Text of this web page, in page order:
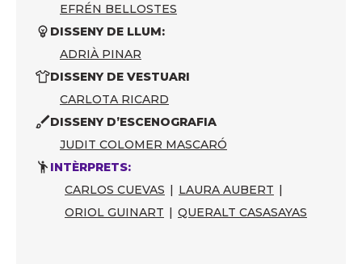
EFRÉN BELLOSTES
DISSENY DE LLUM:
ADRIÀ PINAR
DISSENY DE VESTUARI
CARLOTA RICARD
DISSENY D’ESCENOGRAFIA
JUDIT COLOMER MASCARÓ
INTÈRPRETS:
CARLOS CUEVAS | LAURA AUBERT |
ORIOL GUINART | QUERALT CASASAYAS